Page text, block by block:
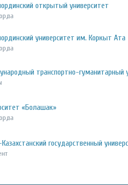
открытый университет
университет им. Коркыт Ата
транспортно-гуманитарный
«Болашак»
государственный